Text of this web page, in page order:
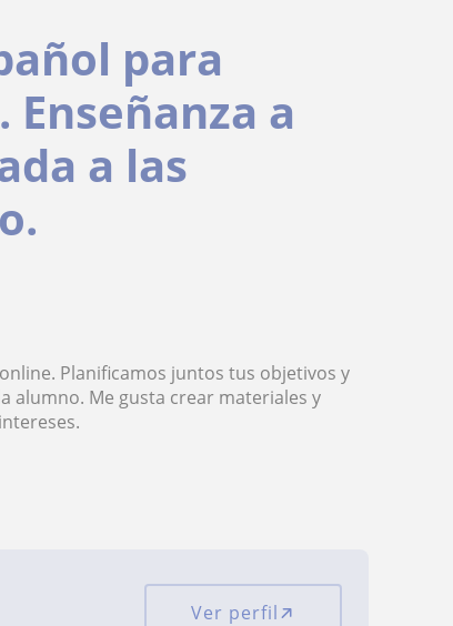
para
a
a las
Planificamos juntos tus objetivos y
alumno. Me gusta crear materiales y
Ver perfil